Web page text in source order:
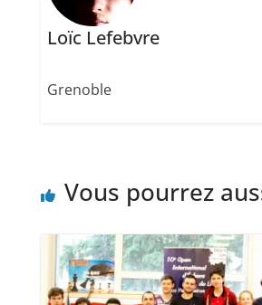
Loïc Lefebvre
Grenoble
Vous pourrez